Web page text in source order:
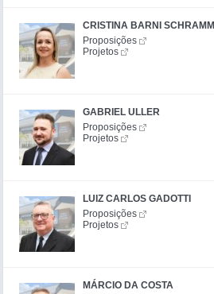
CRISTINA BARNI SCHRAMM
Proposições
Projetos
GABRIEL ULLER
Proposições
Projetos
LUIZ CARLOS GADOTTI
Proposições
Projetos
MÁRCIO DA COSTA